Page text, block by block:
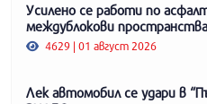
Усилено се работи по
междублокови
4629 | 01 август 2026
Лек автомобил се удари в